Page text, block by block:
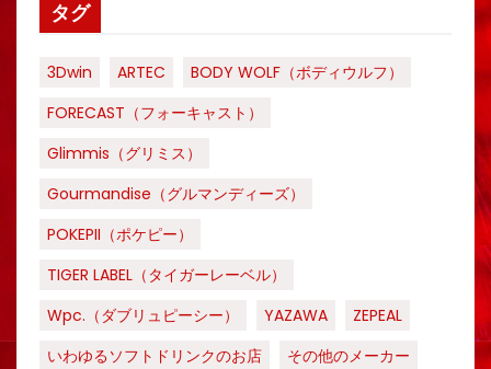
タグ
3Dwin ARTEC
BODY WOLF（ボディウルフ）
FORECAST（フォーキャスト）
Glimmis（グリミス）
Gourmandise（グルマンディーズ）
POKEPII（ポケピー）
TIGER LABEL（タイガーレーベル）
Wpc.（ダブリュピーシー）
YAZAWA
ZEPEAL
いわゆるソフトドリンクのお店
その他のメーカー